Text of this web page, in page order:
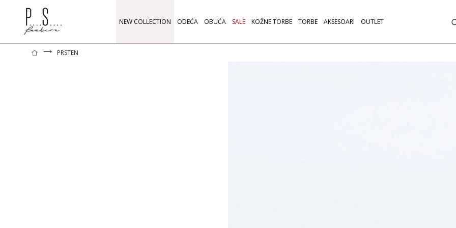
NEW COLLECTION ODEĆA OBUĆA SALE KOŽNE TORBE TORBE AKSESOARI OUTLET
⟶ PRSTEN